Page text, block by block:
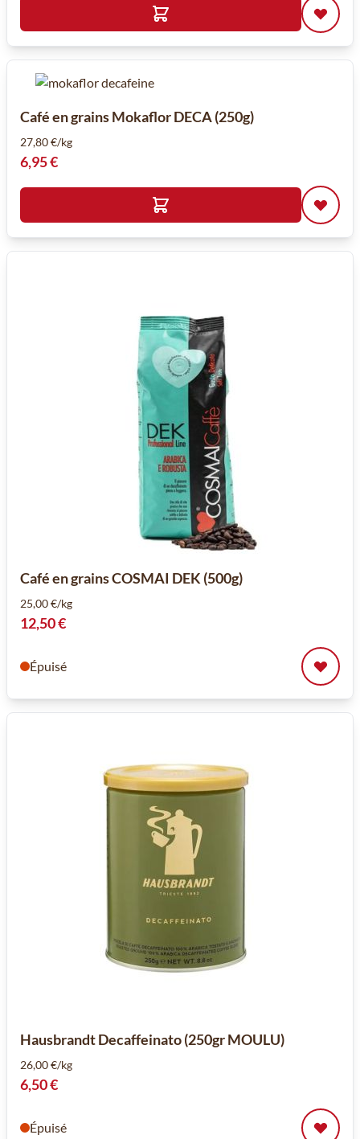
Café en grains Mokaflor DECA (250g)
27,80 €/kg
6,95 €
Café en grains COSMAI DEK (500g)
25,00 €/kg
12,50 €
Épuisé
Hausbrandt Decaffeinato (250gr MOULU)
26,00 €/kg
6,50 €
Épuisé